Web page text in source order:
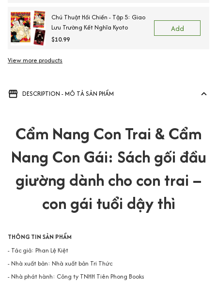
Chú Thuật Hồi Chiến - Tập 5: Giao
Lưu Trường Kết Nghĩa Kyoto
$10.99
Add
View more products
DESCRIPTION - MÔ TẢ SẢN PHẨM
Cẩm Nang Con Trai & Cẩm
Nang Con Gái: Sách gối đầu
giường dành cho con trai –
con gái tuổi dậy thì
THÔNG TIN SẢN PHẨM
- Tác giả: Phan Lệ Kiệt
- Nhà xuất bản: Nhà xuất bản Tri Thức
- Nhà phát hành: Công ty TNHH Tiên Phong Books